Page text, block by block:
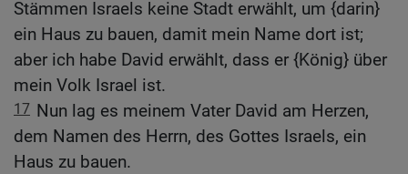
Stämmen Israels keine Stadt erwählt, um {darin}
ein Haus zu bauen, damit mein Name dort ist;
aber ich habe David erwählt, dass er {König} über
mein Volk Israel ist.
17 Nun lag es meinem Vater David am Herzen,
dem Namen des Herrn, des Gottes Israels, ein
Haus zu bauen.